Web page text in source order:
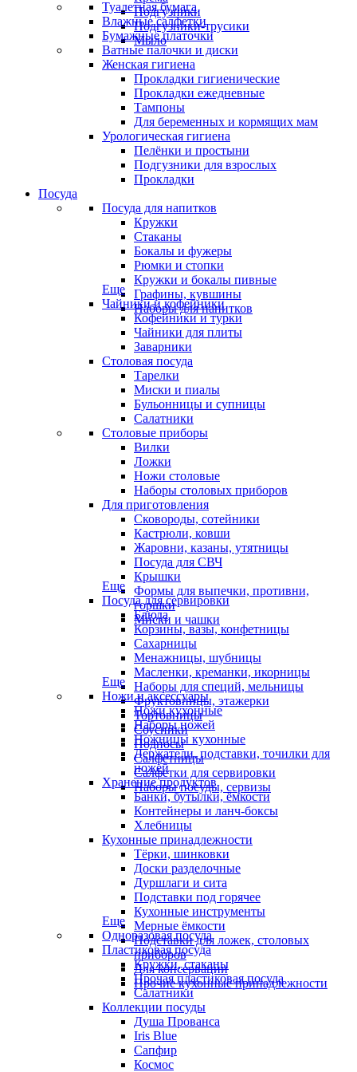
Подгузники
Подгузники-трусики
Мыло
Туалетная бумага
Влажные салфетки
Бумажные платочки
Ватные палочки и диски
Женская гигиена
Прокладки гигиенические
Прокладки ежедневные
Тампоны
Для беременных и кормящих мам
Урологическая гигиена
Пелёнки и простыни
Подгузники для взрослых
Прокладки
Посуда
Посуда для напитков
Кружки
Стаканы
Бокалы и фужеры
Рюмки и стопки
Кружки и бокалы пивные
Графины, кувшины
Наборы для напитков
Еще
Чайники и кофейники
Кофейники и турки
Чайники для плиты
Заварники
Столовая посуда
Тарелки
Миски и пиалы
Бульонницы и супницы
Салатники
Столовые приборы
Вилки
Ложки
Ножи столовые
Наборы столовых приборов
Для приготовления
Сковороды, сотейники
Кастрюли, ковши
Жаровни, казаны, утятницы
Посуда для СВЧ
Крышки
Формы для выпечки, противни,
горшки
Миски и чашки
Еще
Посуда для сервировки
Блюда
Корзины, вазы, конфетницы
Сахарницы
Менажницы, шубницы
Масленки, креманки, икорницы
Наборы для специй, мельницы
Фруктовницы, этажерки
Тортовницы
Соусники
Подносы
Салфетницы
Салфетки для сервировки
Наборы посуды, сервизы
Еще
Ножи и аксессуары
Ножи кухонные
Наборы ножей
Ножницы кухонные
Держатели, подставки, точилки для
ножей
Хранение продуктов
Банки, бутылки, ёмкости
Контейнеры и ланч-боксы
Хлебницы
Кухонные принадлежности
Тёрки, шинковки
Доски разделочные
Дуршлаги и сита
Подставки под горячее
Кухонные инструменты
Мерные ёмкости
Подставки для ложек, столовых
приборов
Для консервации
Прочие кухонные принадлежности
Еще
Одноразовая посуда
Пластиковая посуда
Кружки, стаканы
Прочая пластиковая посуда
Салатники
Коллекции посуды
Душа Прованса
Iris Blue
Сапфир
Космос